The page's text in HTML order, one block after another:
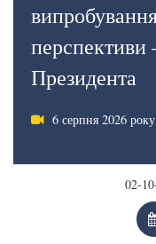
перспективи
Президента
6 серпня 2026